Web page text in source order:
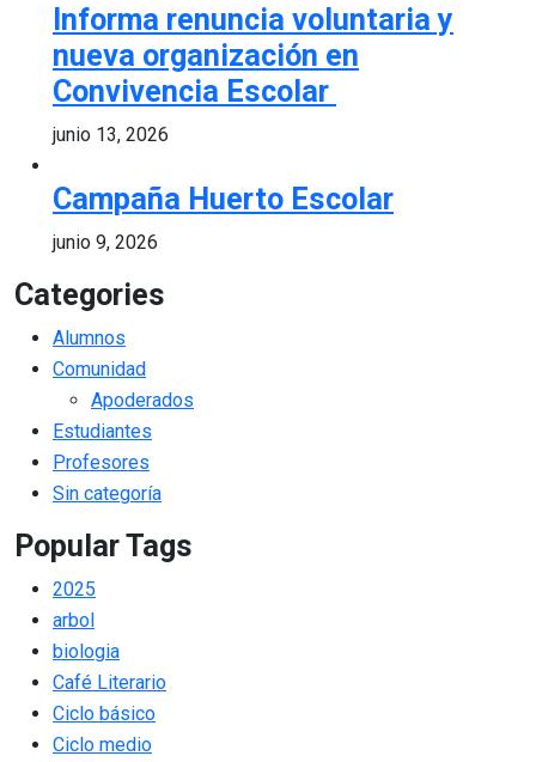
Informa renuncia voluntaria y
nueva organización en
Convivencia Escolar
junio 13, 2026
Campaña Huerto Escolar
junio 9, 2026
Categories
Alumnos
Comunidad
Apoderados
Estudiantes
Profesores
Sin categoría
Popular Tags
2025
arbol
biologia
Café Literario
Ciclo básico
Ciclo medio